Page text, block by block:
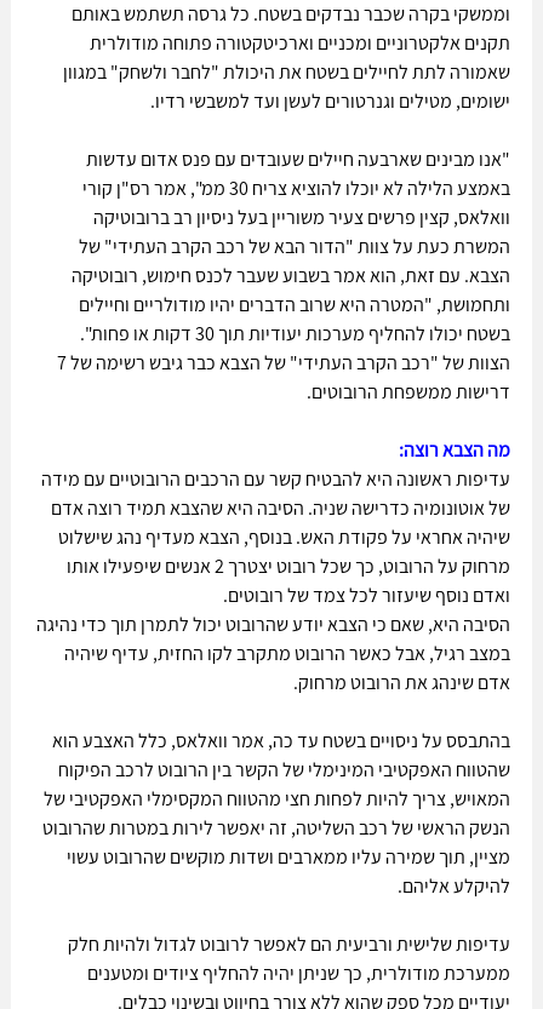
וממשקי בקרה שכבר נבדקים בשטח. כל גרסה תשתמש באותם
תקנים אלקטרוניים ומכניים וארכיטקטורה פתוחה מודולרית
שאמורה לתת לחיילים בשטח את היכולת "לחבר ולשחק" במגוון
ישומים, מטילים וגנרטורים לעשן ועד למשבשי רדיו.
"אנו מבינים שארבעה חיילים שעובדים עם פנס אדום עדשות
באמצע הלילה לא יוכלו להוציא צריח 30 ממ", אמר רס"ן קורי
וואלאס, קצין פרשים צעיר משוריין בעל ניסיון רב ברובוטיקה
המשרת כעת על צוות "הדור הבא של רכב הקרב העתידי" של
הצבא. עם זאת, הוא אמר בשבוע שעבר לכנס חימוש, רובוטיקה
ותחמושת, "המטרה היא שרוב הדברים יהיו מודולריים וחיילים
בשטח יכולו להחליף מערכות יעודיות תוך 30 דקות או פחות".
הצוות של "רכב הקרב העתידי" של הצבא כבר גיבש רשימה של 7
דרישות ממשפחת הרובוטים.
מה הצבא רוצה:
עדיפות ראשונה היא להבטיח קשר עם הרכבים הרובוטיים עם מידה
של אוטונומיה כדרישה שניה. הסיבה היא שהצבא תמיד רוצה אדם
שיהיה אחראי על פקודת האש. בנוסף, הצבא מעדיף נהג שישלוט
מרחוק על הרובוט, כך שכל רובוט יצטרך 2 אנשים שיפעילו אותו
ואדם נוסף שיעזור לכל צמד של רובוטים.
הסיבה היא, שאם כי הצבא יודע שהרובוט יכול לתמרן תוך כדי נהיגה
במצב רגיל, אבל כאשר הרובוט מתקרב לקו החזית, עדיף שיהיה
אדם שינהג את הרובוט מרחוק.
בהתבסס על ניסויים בשטח עד כה, אמר וואלאס, כלל האצבע הוא
שהטווח האפקטיבי המינימלי של הקשר בין הרובוט לרכב הפיקוח
המאויש, צריך להיות לפחות חצי מהטווח המקסימלי האפקטיבי של
הנשק הראשי של רכב השליטה, זה יאפשר לירות במטרות שהרובוט
מציין, תוך שמירה עליו ממארבים ושדות מוקשים שהרובוט עשוי
להיקלע אליהם.
עדיפות שלישית ורביעית הם לאפשר לרובוט לגדול ולהיות חלק
ממערכת מודולרית, כך שניתן יהיה להחליף ציודים ומטענים
יעודיים מכל ספק שהוא ללא צורך בחיווט ובשינוי כבלים.